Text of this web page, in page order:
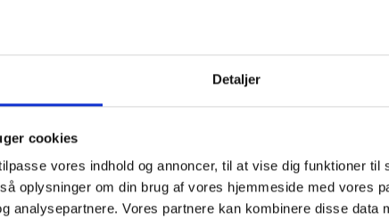
Detaljer
cookies
vores indhold og annoncer, til at vise dig funktioner til
oplysninger om din brug af vores hjemmeside med vores
analysepartnere. Vores partnere kan kombinere disse data
Bedst sælgende golfbolde